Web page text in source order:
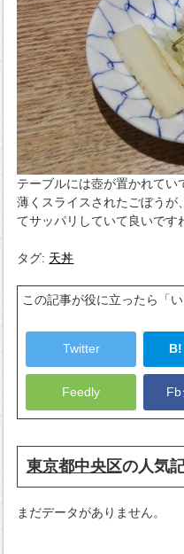
テーブルには壺が置かれてい
薄くスライスされたごぼう
てサッパリしていて良いです
タグ: 天丼
この記事が役に立ったら「
Twitter B!
Feedly Fb
東京都中央区の人気
まだデータがありません。